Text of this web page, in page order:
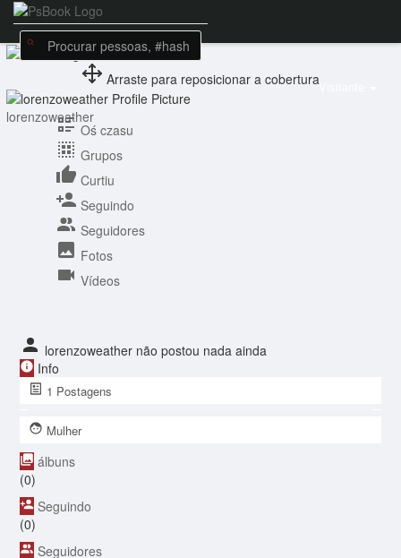
Visitante
Arraste para reposicionar a cobertura
lorenzoweather
Oś czasu
Grupos
Curtiu
Seguindo
Seguidores
Fotos
Vídeos
lorenzoweather não postou nada ainda
Info
1 Postagens
Mulher
álbuns
(0)
Seguindo
(0)
Seguidores